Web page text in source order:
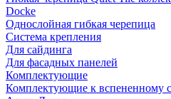
Docke
Однослойная гибкая черепица
Система крепления
Для сайдинга
Для фасадных панелей
Комплектующие
Комплектующие к вспененному